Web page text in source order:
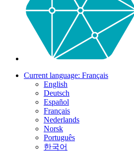
Current language: Français
English
Deutsch
Español
Français
Nederlands
Norsk
Português
한국어